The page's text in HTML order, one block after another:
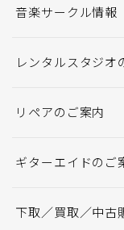
音楽サークル情報
レンタルスタジオ
リペアのご案内
ギターエイドのご
下取／買取／中古